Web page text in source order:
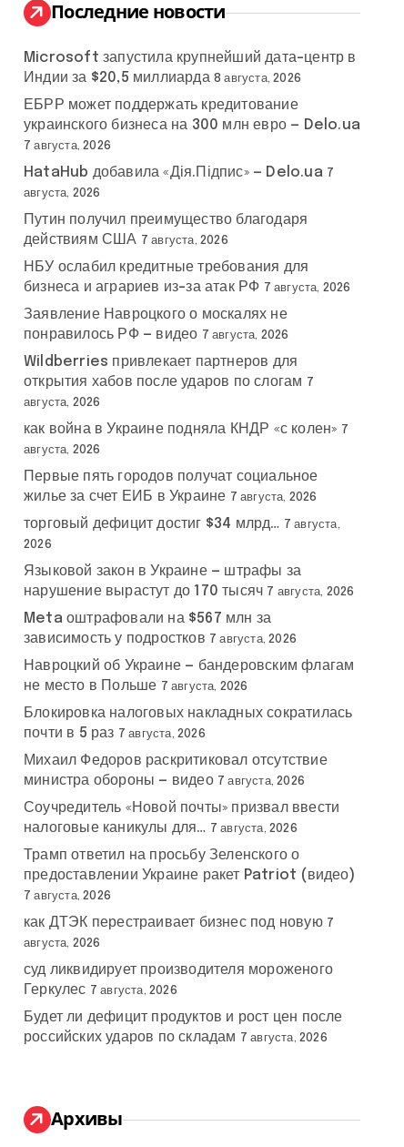
:
Последние новости
Microsoft запустила крупнейший дата-центр в
Индии за $20,5 миллиарда 8 августа, 2026
ЕБРР может поддержать кредитование
украинского бизнеса на 300 млн евро — Delo.ua
7 августа, 2026
HataHub добавила «Дія.Підпис» — Delo.ua 7
августа, 2026
Путин получил преимущество благодаря
действиям США 7 августа, 2026
НБУ ослабил кредитные требования для
бизнеса и аграриев из-за атак РФ 7 августа, 2026
Заявление Навроцкого о москалях не
понравилось РФ — видео 7 августа, 2026
Wildberries привлекает партнеров для
открытия хабов после ударов по слогам 7
августа, 2026
как война в Украине подняла КНДР «с колен» 7
августа, 2026
Первые пять городов получат социальное
жилье за счет ЕИБ в Украине 7 августа, 2026
торговый дефицит достиг $34 млрд… 7 августа,
2026
Языковой закон в Украине — штрафы за
нарушение вырастут до 170 тысяч 7 августа, 2026
Meta оштрафовали на $567 млн за
зависимость у подростков 7 августа, 2026
Навроцкий об Украине — бандеровским флагам
не место в Польше 7 августа, 2026
Блокировка налоговых накладных сократилась
почти в 5 раз 7 августа, 2026
Михаил Федоров раскритиковал отсутствие
министра обороны — видео 7 августа, 2026
Соучредитель «Новой почты» призвал ввести
налоговые каникулы для… 7 августа, 2026
Трамп ответил на просьбу Зеленского о
предоставлении Украине ракет Patriot (видео)
7 августа, 2026
как ДТЭК перестраивает бизнес под новую 7
августа, 2026
суд ликвидирует производителя мороженого
Геркулес 7 августа, 2026
Будет ли дефицит продуктов и рост цен после
российских ударов по складам 7 августа, 2026
Архивы